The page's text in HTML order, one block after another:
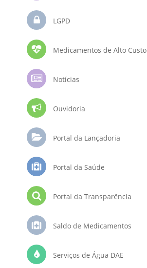
LGPD
Medicamentos de Alto Custo
Notícias
Ouvidoria
Portal da Lançadoria
Portal da Saúde
Portal da Transparência
Saldo de Medicamentos
Serviços de Água DAE